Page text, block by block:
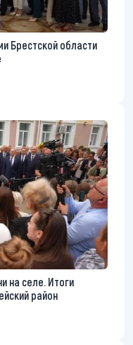
Брестской области
на селе. Итоги
район